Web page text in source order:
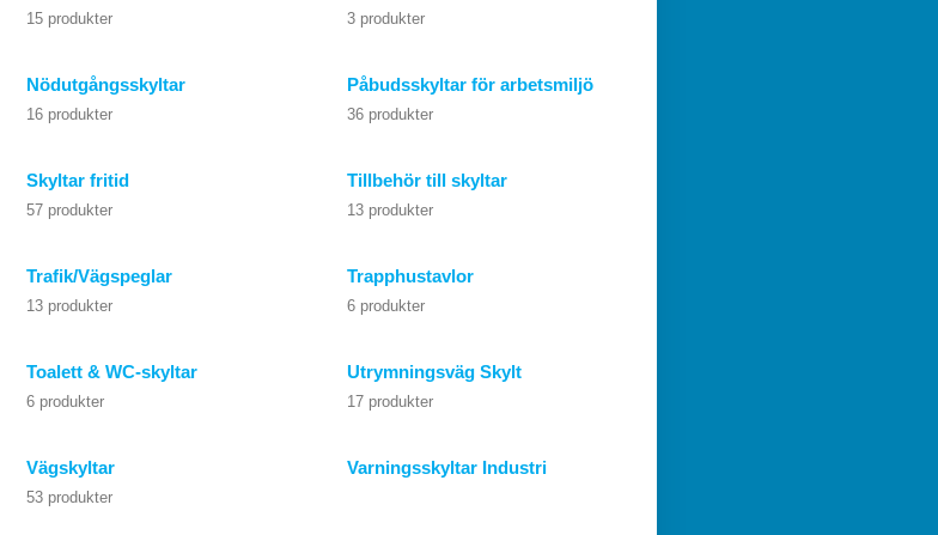
15 produkter 3 produkter
Nödutgångsskyltar
16 produkter
Påbudsskyltar för arbetsmiljö
36 produkter
Skyltar fritid
57 produkter
Tillbehör till skyltar
13 produkter
Trafik/Vägspeglar
13 produkter
Trapphustavlor
6 produkter
Toalett & WC-skyltar
6 produkter
Utrymningsväg Skylt
17 produkter
Vägskyltar
53 produkter
Varningsskyltar Industri